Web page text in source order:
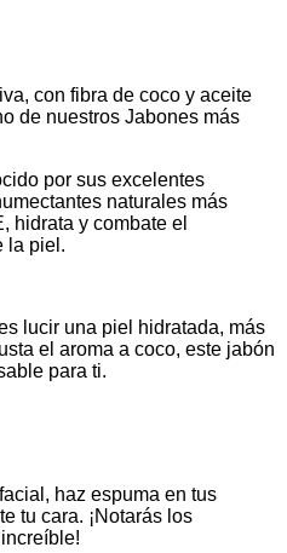
con fibra de coco y aceite
de nuestros Jabones más
por sus excelentes
naturales más
hidrata y combate el
la piel.
lucir una piel hidratada, más
el aroma a coco, este jabón
para ti.
haz espuma en tus
tu cara. ¡Notarás los